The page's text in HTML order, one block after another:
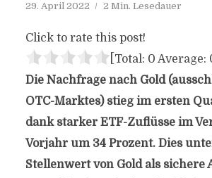
29. April 2022 2 Min. Lesedauer
Click to rate this post!
[Total: 0 Average:
Die Nachfrage nach Gold
OTC-Marktes) stieg im ersten
dank starker ETF-Zuflüsse im
Vorjahr um 34 Prozent. Dies
Stellenwert von Gold als sichere